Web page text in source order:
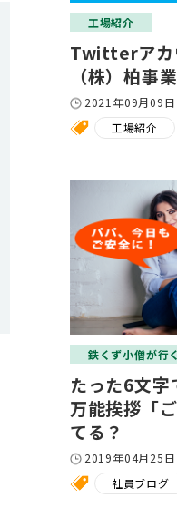
工場紹介
Twitterアカ
（株）柏事
2021年09月09日
工場紹介
鉄くず小僧が行
たった6文字
万能挨拶「
てる？
2019年04月25日
社員ブログ